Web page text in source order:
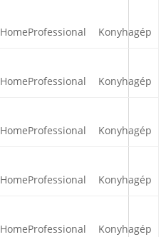
HomeProfessional Konyhagép
HomeProfessional Konyhagép
HomeProfessional Konyhagép
HomeProfessional Konyhagép
HomeProfessional Konyhagép